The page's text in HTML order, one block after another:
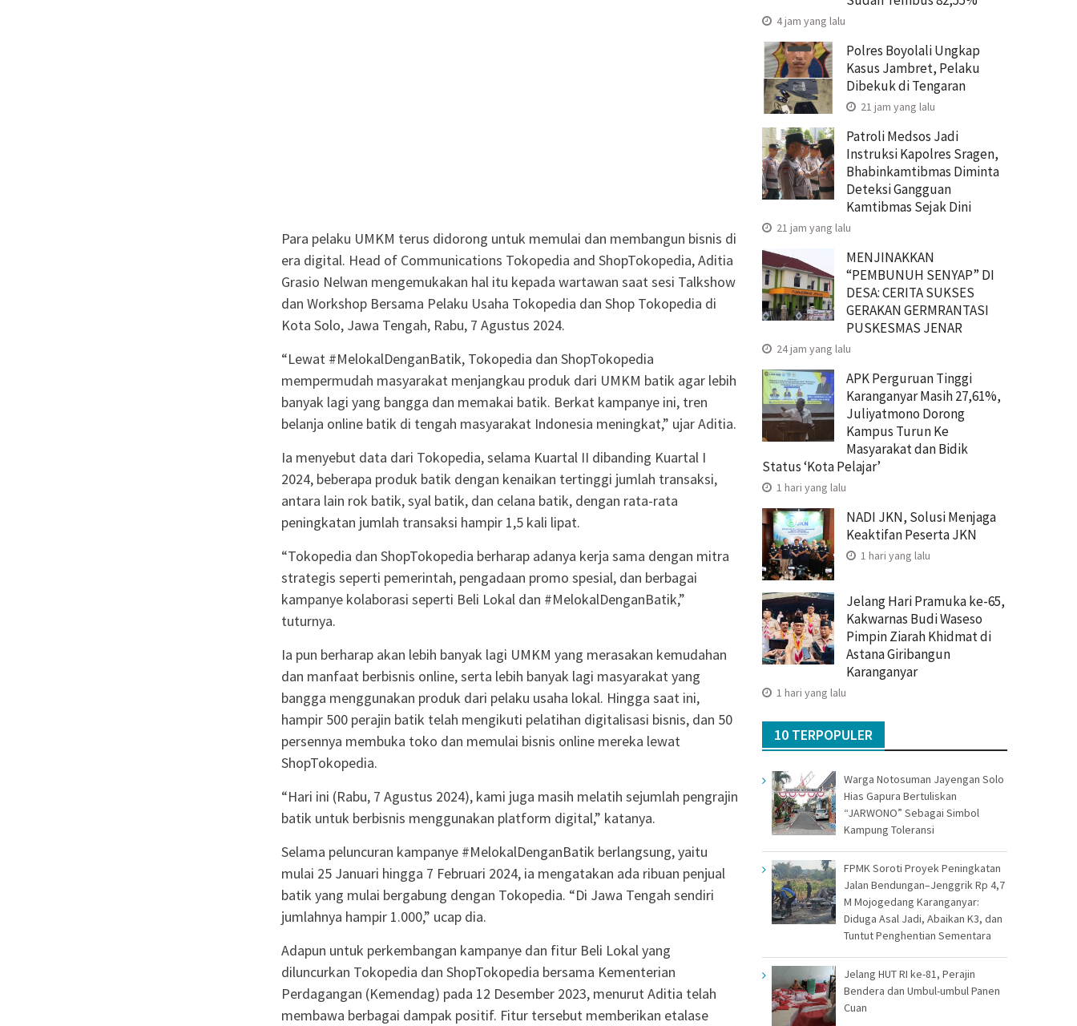
Para pelaku UMKM terus didorong untuk memulai dan membangun bisnis di
era digital. Head of Communications Tokopedia and ShopTokopedia, Aditia
Grasio Nelwan mengemukakan hal itu kepada wartawan saat sesi Talkshow
dan Workshop Bersama Pelaku Usaha Tokopedia dan Shop Tokopedia di
Kota Solo, Jawa Tengah, Rabu, 7 Agustus 2024.
“Lewat #MelokalDenganBatik, Tokopedia dan ShopTokopedia
mempermudah masyarakat menjangkau produk dari UMKM batik agar lebih
banyak lagi yang bangga dan memakai batik. Berkat kampanye ini, tren
belanja online batik di tengah masyarakat Indonesia meningkat,” ujar Aditia.
Ia menyebut data dari Tokopedia, selama Kuartal II dibanding Kuartal I
2024, beberapa produk batik dengan kenaikan tertinggi jumlah transaksi,
antara lain rok batik, syal batik, dan celana batik, dengan rata-rata
peningkatan jumlah transaksi hampir 1,5 kali lipat.
“Tokopedia dan ShopTokopedia berharap adanya kerja sama dengan mitra
strategis seperti pemerintah, pengadaan promo spesial, dan berbagai
kampanye kolaborasi seperti Beli Lokal dan #MelokalDenganBatik,”
tuturnya.
Ia pun berharap akan lebih banyak lagi UMKM yang merasakan kemudahan
dan manfaat berbisnis online, serta lebih banyak lagi masyarakat yang
bangga menggunakan produk dari pelaku usaha lokal. Hingga saat ini,
hampir 500 perajin batik telah mengikuti pelatihan digitalisasi bisnis, dan 50
persennya membuka toko dan memulai bisnis online mereka lewat
ShopTokopedia.
“Hari ini (Rabu, 7 Agustus 2024), kami juga masih melatih sejumlah pengrajin
batik untuk berbisnis menggunakan platform digital,” katanya.
Selama peluncuran kampanye #MelokalDenganBatik berlangsung, yaitu
mulai 25 Januari hingga 7 Februari 2024, ia mengatakan ada ribuan penjual
batik yang mulai bergabung dengan Tokopedia. “Di Jawa Tengah sendiri
jumlahnya hampir 1.000,” ucap dia.
Adapun untuk perkembangan kampanye dan fitur Beli Lokal yang
diluncurkan Tokopedia dan ShopTokopedia bersama Kementerian
Perdagangan (Kemendag) pada 12 Desember 2023, menurut Aditia telah
membawa berbagai dampak positif. Fitur tersebut memberikan etalase
4 jam yang lalu
Polres Boyolali Ungkap
Kasus Jambret, Pelaku
Dibekuk di Tengaran
21 jam yang lalu
Patroli Medsos Jadi
Instruksi Kapolres Sragen,
Bhabinkamtibmas Diminta
Deteksi Gangguan
Kamtibmas Sejak Dini
21 jam yang lalu
MENJINAKKAN
“PEMBUNUH SENYAP” DI
DESA: CERITA SUKSES
GERAKAN GERMRANTASI
PUSKESMAS JENAR
24 jam yang lalu
APK Perguruan Tinggi
Karanganyar Masih 27,61%,
Juliyatmono Dorong
Kampus Turun Ke
Masyarakat dan Bidik
Status ‘Kota Pelajar’
1 hari yang lalu
NADI JKN, Solusi Menjaga
Keaktifan Peserta JKN
1 hari yang lalu
Jelang Hari Pramuka ke-65,
Kakwarnas Budi Waseso
Pimpin Ziarah Khidmat di
Astana Giribangun
Karanganyar
1 hari yang lalu
10 TERPOPULER
Warga Notosuman Jayengan Solo
Hias Gapura Bertuliskan
“JARWONO” Sebagai Simbol
Kampung Toleransi
FPMK Soroti Proyek Peningkatan
Jalan Bendungan–Jenggrik Rp 4,7
M Mojogedang Karanganyar:
Diduga Asal Jadi, Abaikan K3, dan
Tuntut Penghentian Sementara
Jelang HUT RI ke-81, Perajin
Bendera dan Umbul-umbul Panen
Cuan